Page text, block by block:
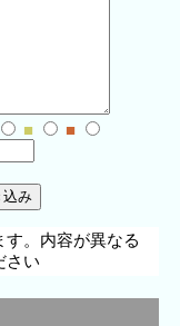
■
■
。内容が異なる
さい